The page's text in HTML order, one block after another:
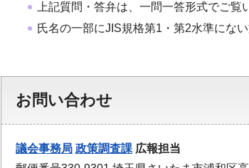
上記質問・答弁は、一問一答形式でご
氏名の一部にJIS規格第1・第2水準にな
お問い合わせ
議会事務局 政策調査課 広報担当